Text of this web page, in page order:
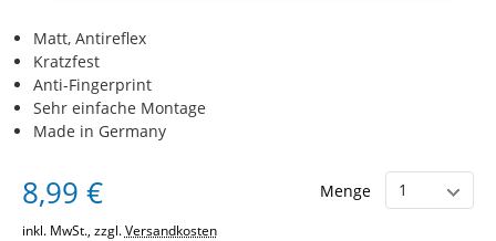
Matt, Antireflex
Kratzfest
Anti-Fingerprint
Sehr einfache Montage
Made in Germany
8,99 € Menge
inkl. MwSt., zzgl.Versandkosten